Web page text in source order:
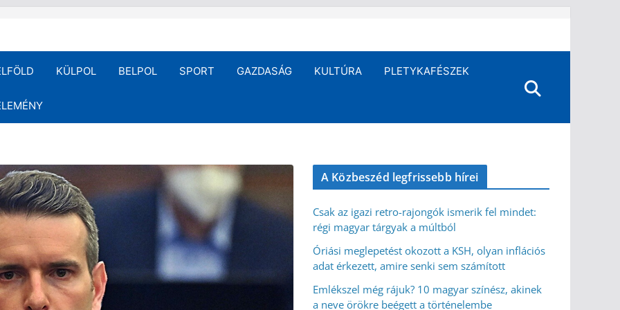
KÜLPOL BELPOL SPORT GAZDASÁG KULTÚRA PLETYKAFÉSZEK
A Közbeszéd legfrissebb hírei
Csak az igazi retro-rajongók ismerik fel mindet:
régi magyar tárgyak a múltból
Óriási meglepetést okozott a KSH, olyan inflációs
adat érkezett, amire senki sem számított
Emlékszel még rájuk? 10 magyar színész, akinek
a neve örökre beégett a történelembe